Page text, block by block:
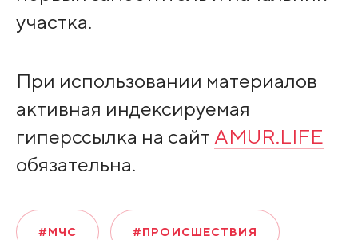
участка.
При использовании материалов
активная индексируемая
гиперссылка на сайт AMUR.LIFE
обязательна.
#МЧС #ПРОИСШЕСТВИЯ